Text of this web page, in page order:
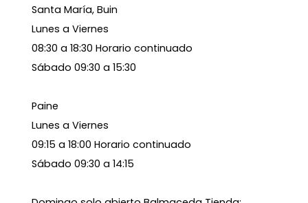
Santa María, Buin
Lunes a Viernes
08:30 a 18:30 Horario continuado
Sábado 09:30 a 15:30
Paine
Lunes a Viernes
09:15 a 18:00 Horario continuado
Sábado 09:30 a 14:15